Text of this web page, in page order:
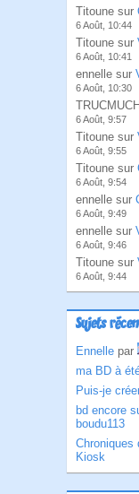
Titoune sur
6 Août, 10:44
Titoune sur
6 Août, 10:41
ennelle sur
6 Août, 10:30
6 Août, 9:57
Titoune sur
6 Août, 9:55
Titoune sur
6 Août, 9:54
ennelle sur
6 Août, 9:49
ennelle sur
6 Août, 9:46
Titoune sur
6 Août, 9:44
Sujets
Ennelle par
ma BD à
Puis-je
bd encore
boudu113
Chroniques
Kiosk